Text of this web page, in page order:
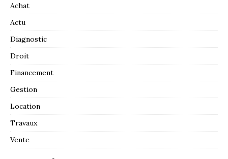
Achat
Actu
Diagnostic
Droit
Financement
Gestion
Location
Travaux
Vente